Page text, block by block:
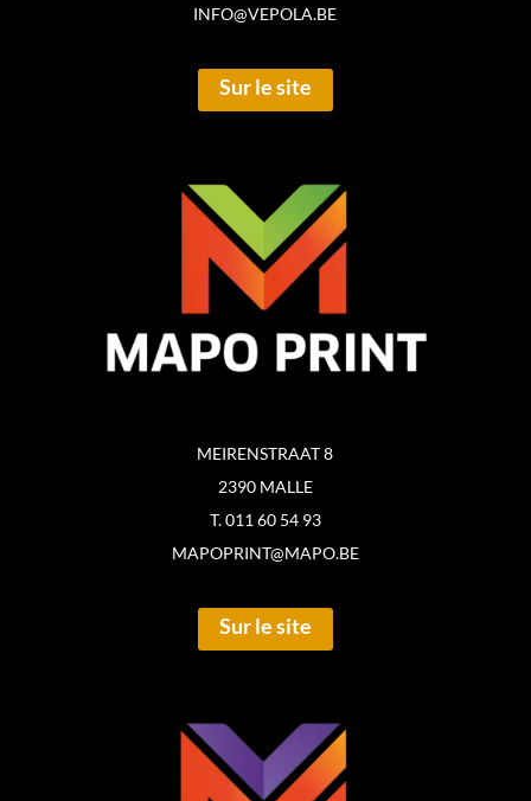
INFO@VEPOLA.BE
Sur le site
MEIRENSTRAAT 8
2390 MALLE
T. 011 60 54 93
MAPOPRINT@MAPO.BE
Sur le site